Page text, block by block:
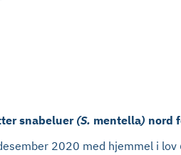
snabeluer (S. mentella) nord
2020 med hjemmel i